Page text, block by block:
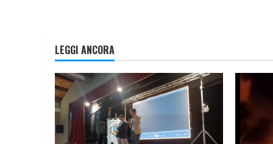
LEGGI ANCORA